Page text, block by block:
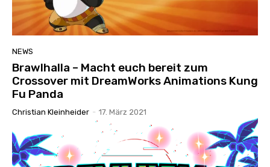
NEWS
Brawlhalla – Macht euch bereit zum
Crossover mit DreamWorks Animations Kung
Fu Panda
Christian Kleinheider - 17. März 2021